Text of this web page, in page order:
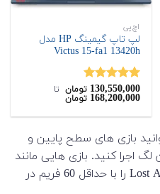
اچ‌پی
لپ تاپ گیمینگ HP مدل
Victus 15-fa1 13420h
نمره5.00
از 5
130,550,000 تومان ‌ تا ‌
168,200,000 تومان
با گرافیک 4050 می‌توانید بازی های سطح پایین و
اجرا کنید. بازی هایی مانند
Minecraft، Fortnite، GTA 5 و Lost Ark را با حداقل 60 فریم در